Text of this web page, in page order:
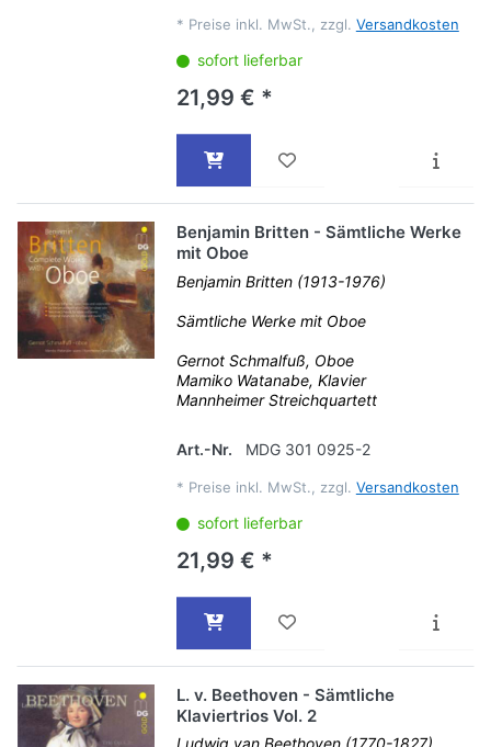
* Preise inkl. MwSt., zzgl. Versandkosten
sofort lieferbar
21,99 € *
Benjamin Britten - Sämtliche Werke
mit Oboe
Benjamin Britten (1913-1976)
Sämtliche Werke mit Oboe
Gernot Schmalfuß, Oboe
Mamiko Watanabe, Klavier
Mannheimer Streichquartett
Art.-Nr. MDG 301 0925-2
* Preise inkl. MwSt., zzgl. Versandkosten
sofort lieferbar
21,99 € *
L. v. Beethoven - Sämtliche
Klaviertrios Vol. 2